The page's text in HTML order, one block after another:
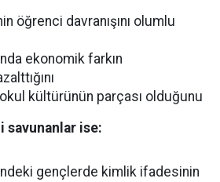
öğrenci davranışını olumlu
ekonomik farkın
okul kültürünün parçası olduğunu
savunanlar ise:
gençlerde kimlik ifadesinin